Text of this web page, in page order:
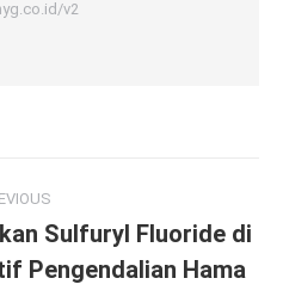
v2
post:
Sulfuryl Fluoride di
Pengendalian Hama